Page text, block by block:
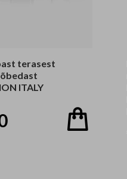
terasest
ITALY